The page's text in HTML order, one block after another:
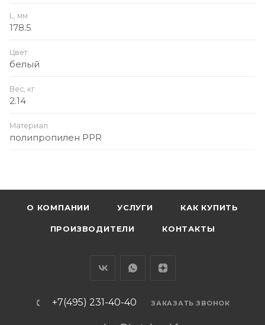
L, мм
178.5
Цвет
белый
Вес, кг
2.14
Материал
полипропилен PPR
О КОМПАНИИ УСЛУГИ КАК КУПИТЬ
ПРОИЗВОДИТЕЛИ КОНТАКТЫ
+7(495) 231-40-40 ЗАКАЗАТЬ ЗВОНОК